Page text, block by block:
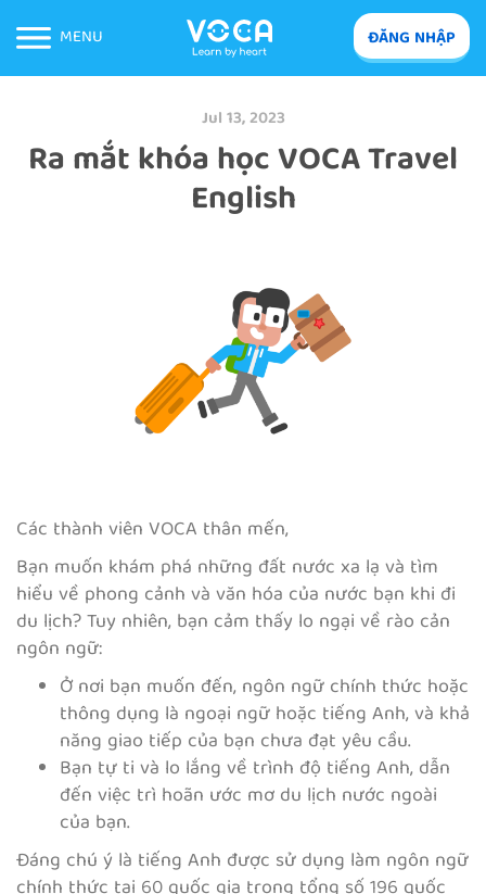
MENU ĐĂNG NHẬP
Jul 13, 2023
Ra mắt khóa học VOCA Travel
English
Các thành viên VOCA thân mến,
Bạn muốn khám phá những đất nước xa lạ và tìm
hiểu về phong cảnh và văn hóa của nước bạn khi đi
du lịch? Tuy nhiên, bạn cảm thấy lo ngại về rào cản
ngôn ngữ:
Ở nơi bạn muốn đến, ngôn ngữ chính thức hoặc
thông dụng là ngoại ngữ hoặc tiếng Anh, và khả
năng giao tiếp của bạn chưa đạt yêu cầu.
Bạn tự ti và lo lắng về trình độ tiếng Anh, dẫn
đến việc trì hoãn ước mơ du lịch nước ngoài
của bạn.
Đáng chú ý là tiếng Anh được sử dụng làm ngôn ngữ